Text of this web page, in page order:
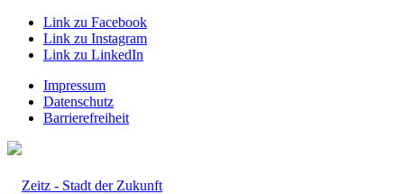
Link zu Facebook
Link zu Instagram
Link zu LinkedIn
Impressum
Datenschutz
Barrierefreiheit